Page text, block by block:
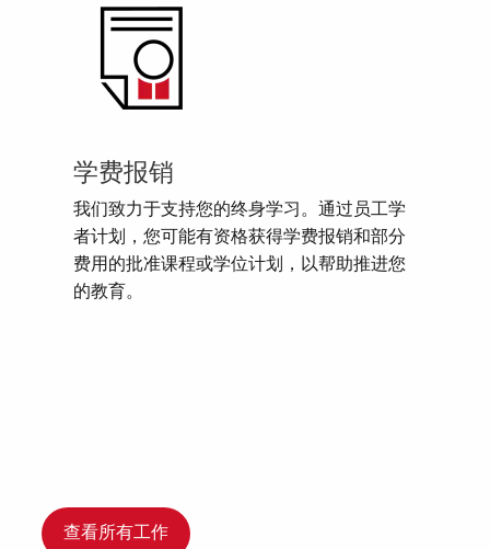
学费报销
我们致力于支持您的终身学习。通过员工学
者计划，您可能有资格获得学费报销和部分
费用的批准课程或学位计划，以帮助推进您
的教育。
查看所有工作